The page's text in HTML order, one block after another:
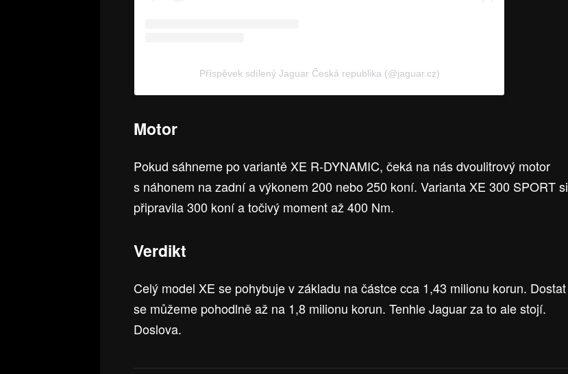
Příspěvek sdílený Jaguar Česká republika (@jaguar.cz)
Motor
Pokud sáhneme po variantě XE R-DYNAMIC, čeká na nás dvoulitrový motor
s náhonem na zadní a výkonem 200 nebo 250 koní. Varianta XE 300 SPORT si
připravila 300 koní a točivý moment až 400 Nm.
Verdikt
Celý model XE se pohybuje v základu na částce cca 1,43 milionu korun. Dostat
se můžeme pohodlně až na 1,8 milionu korun. Tenhle Jaguar za to ale stojí.
Doslova.